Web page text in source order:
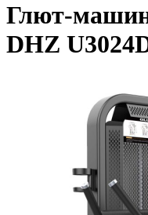
Глют-
DHZ